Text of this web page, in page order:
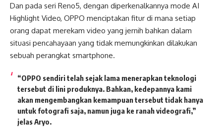
Dan pada seri Reno5, dengan diperkenalkannya mode AI
Highlight Video, OPPO menciptakan fitur di mana setiap
orang dapat merekam video yang jernih bahkan dalam
situasi pencahayaan yang tidak memungkinkan dilakukan
sebuah perangkat smartphone.
“OPPO sendiri telah sejak lama menerapkan teknologi
tersebut di lini produknya. Bahkan, kedepannya kami
akan mengembangkan kemampuan tersebut tidak hanya
untuk fotografi saja, namun juga ke ranah videografi,”
jelas Aryo.